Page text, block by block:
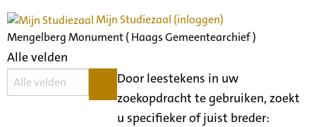
Mijn Studiezaal (inloggen)
Mengelberg Monument ( Haags Gemeentearchief )
Alle velden
Door leestekens in uw
zoekopdracht te gebruiken, zoekt
u specifieker of juist breder: